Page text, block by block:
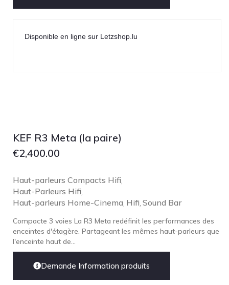
Disponible en ligne sur Letzshop.lu
KEF R3 Meta (la paire)
€2,400.00
Haut-parleurs Compacts Hifi
Haut-Parleurs Hifi
Haut-parleurs Home-Cinema Hifi Sound Bar
Compacte 3 voies La R3 Meta redéfinit les performances des
enceintes d'étagère. Partageant les mêmes haut-parleurs que
l'enceinte haut de...
Demande Information produits